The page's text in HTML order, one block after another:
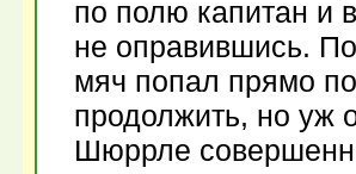
по полю капитан и
не оправившись.
мяч попал прямо
продолжить, но уж
Шюррле